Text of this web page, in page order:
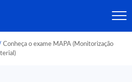
Conheça o exame MAPA (Monitorização